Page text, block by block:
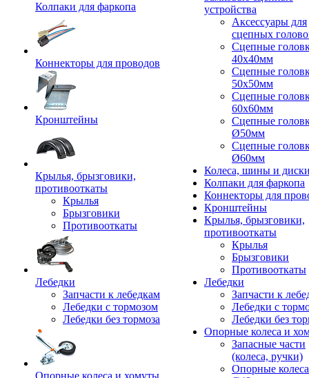
Колпаки для фаркопа
Коннекторы для проводов
Кронштейны
Крылья, брызговики,
противооткаты
Крылья
Брызговики
Противооткаты
Лебедки
Запчасти к лебедкам
Лебедки с тормозом
Лебедки без тормоза
Опорные колеса и хомуты
устройства
Аксессуары для
сцепных
Сцепные
40x40мм
Сцепные
50x50мм
Сцепные
60x60мм
Сцепные
Ø50мм
Сцепные
Ø60мм
Колеса, шины и
Колпаки для фаркопа
Коннекторы для
Кронштейны
Крылья, брызговики,
противооткаты
Крылья
Брызговики
Противооткаты
Лебедки
Запчасти к
Лебедки с
Лебедки без
Опорные колеса и
Запасные части
(колеса, ручки)
Опорные колеса